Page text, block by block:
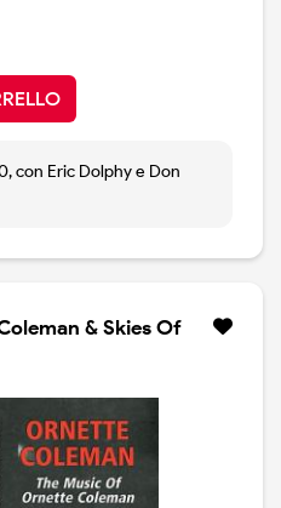
con Eric Dolphy e Don
& Skies Of